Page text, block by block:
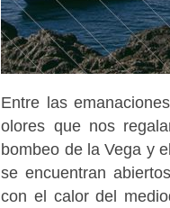
Entre las
olores que nos
bombeo de la Vega y
se encuentran
con el calor del